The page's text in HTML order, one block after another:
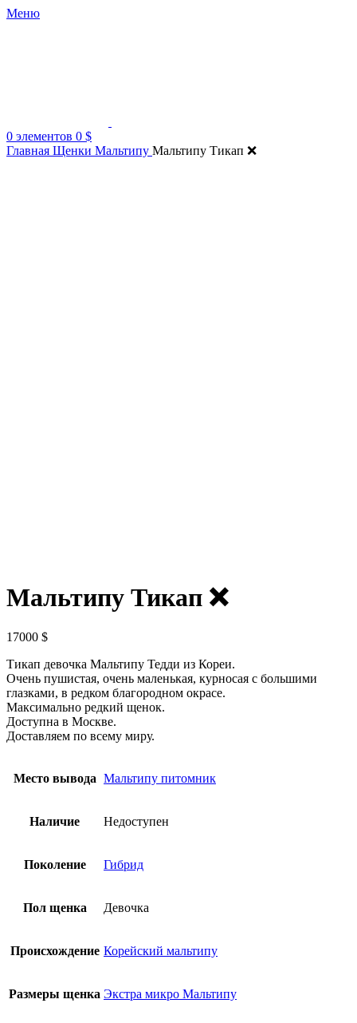
Меню
0 элементов 0 $
Главная Щенки Мальтипу Мальтипу Тикап ❌
Мальтипу Тикап ❌
17000 $
Тикап девочка Мальтипу Тедди из Кореи.
Очень пушистая, очень маленькая, курносая с большими
глазками, в редком благородном окрасе.
Максимально редкий щенок.
Доступна в Москве.
Доставляем по всему миру.
Место вывода Мальтипу питомник
Наличие Недоступен
Поколение Гибрид
Пол щенка Девочка
Происхождение Корейский мальтипу
Размеры щенка Экстра микро Мальтипу